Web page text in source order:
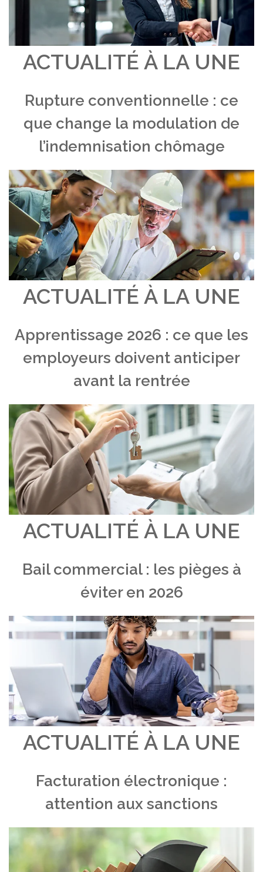
ACTUALITÉ À LA UNE
Rupture conventionnelle : ce
que change la modulation de
l’indemnisation chômage
ACTUALITÉ À LA UNE
Apprentissage 2026 : ce que les
employeurs doivent anticiper
avant la rentrée
ACTUALITÉ À LA UNE
Bail commercial : les pièges à
éviter en 2026
ACTUALITÉ À LA UNE
Facturation électronique :
attention aux sanctions